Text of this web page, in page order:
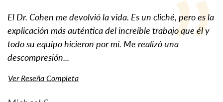
El Dr. Cohen me devolvió la vida. Es un cliché, pero es la
explicación más auténtica del increíble trabajo que él y
todo su equipo hicieron por mí. Me realizó una
descompresión...
Ver Reseña Completa